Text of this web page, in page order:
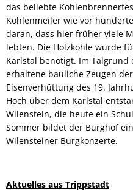
das beliebte
Kohlenmeiler wie vor
daran, dass hier früher viele
lebten. Die Holzkohle wurde
Karlstal benötigt. Im
erhaltene bauliche Zeugen
Eisenverhüttung des 19.
Hoch über dem Karlstal
Wilenstein, die heute ein
Sommer bildet der Burghof
Wilensteiner Burgkonzerte.
Aktuelles aus Trippstadt